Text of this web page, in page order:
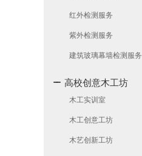
红外检测服务
紫外检测服务
建筑玻璃幕墙检测服务
高校创意木工坊
木工实训室
木工创意工坊
木艺创新工坊